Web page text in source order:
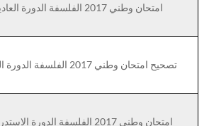
امتحان وطني 2017 الفلسفة الدورة العادية
تصحيح امتحان وطني 2017 الفلسفة الدورة العادية
امتحان وطني 2017 الفلسفة الدورة الاستدراكية